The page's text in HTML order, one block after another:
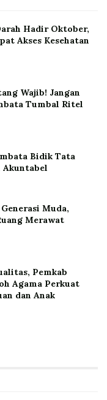
Hadir Oktober,
Akses Kesehatan
Wajib! Jangan
Tumbal Ritel
Bidik Tata
Akuntabel
Muda,
Merawat
Pemkab
Agama Perkuat
dan Anak